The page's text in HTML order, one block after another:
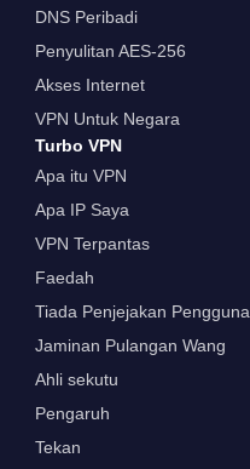
DNS Peribadi
Penyulitan AES-256
Akses Internet
VPN Untuk Negara
Turbo VPN
Apa itu VPN
Apa IP Saya
VPN Terpantas
Faedah
Tiada Penjejakan Pengguna
Jaminan Pulangan Wang
Ahli sekutu
Pengaruh
Tekan